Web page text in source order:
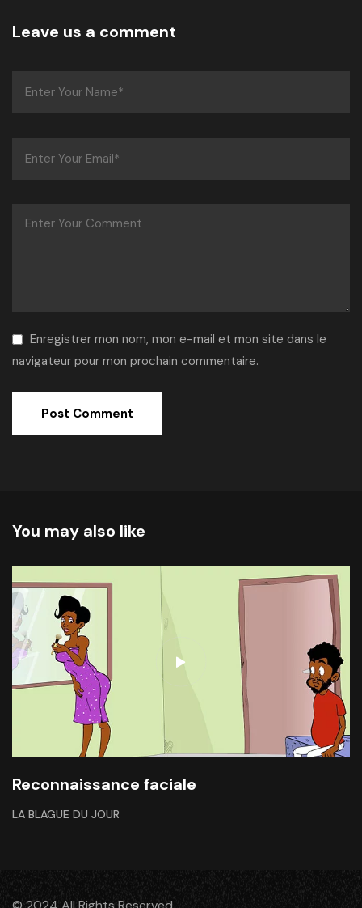
Leave us a comment
Enregistrer mon nom, mon e-mail et mon site dans le
navigateur pour mon prochain commentaire.
You may also like
Reconnaissance faciale
LA BLAGUE DU JOUR